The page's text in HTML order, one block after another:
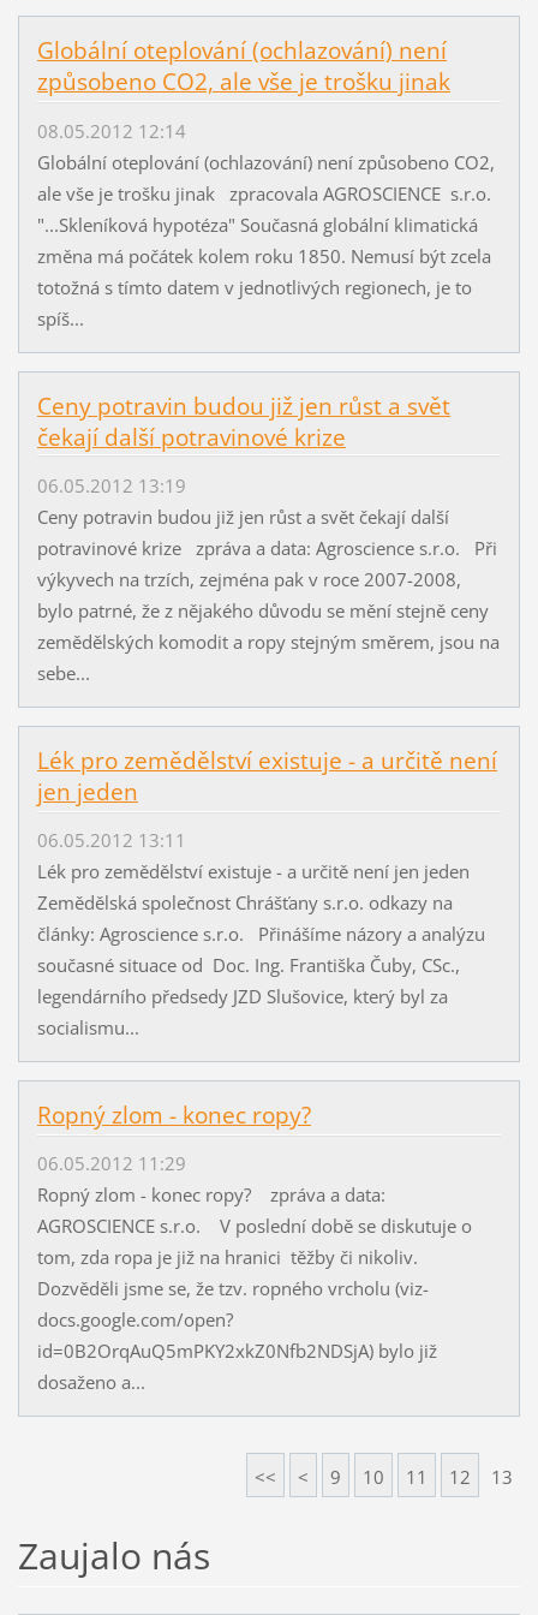
Globální oteplování (ochlazování) není
způsobeno CO2, ale vše je trošku jinak
08.05.2012 12:14
Globální oteplování (ochlazování) není způsobeno CO2,
ale vše je trošku jinak zpracovala AGROSCIENCE s.r.o.
"...Skleníková hypotéza" Současná globální klimatická
změna má počátek kolem roku 1850. Nemusí být zcela
totožná s tímto datem v jednotlivých regionech, je to
spíš...
Ceny potravin budou již jen růst a svět
čekají další potravinové krize
06.05.2012 13:19
Ceny potravin budou již jen růst a svět čekají další
potravinové krize zpráva a data: Agroscience s.r.o. Při
výkyvech na trzích, zejména pak v roce 2007-2008,
bylo patrné, že z nějakého důvodu se mění stejně ceny
zemědělských komodit a ropy stejným směrem, jsou na
sebe...
Lék pro zemědělství existuje - a určitě není
jen jeden
06.05.2012 13:11
Lék pro zemědělství existuje - a určitě není jen jeden
Zemědělská společnost Chrášťany s.r.o. odkazy na
články: Agroscience s.r.o. Přinášíme názory a analýzu
současné situace od Doc. Ing. Františka Čuby, CSc.,
legendárního předsedy JZD Slušovice, který byl za
socialismu...
Ropný zlom - konec ropy?
06.05.2012 11:29
Ropný zlom - konec ropy? zpráva a data:
AGROSCIENCE s.r.o. V poslední době se diskutuje o
tom, zda ropa je již na hranici těžby či nikoliv.
Dozvěděli jsme se, že tzv. ropného vrcholu (viz-
docs.google.com/open?
id=0B2OrqAuQ5mPKY2xkZ0Nfb2NDSjA) bylo již
dosaženo a...
<< < 9 10 11 12 13
Zaujalo nás